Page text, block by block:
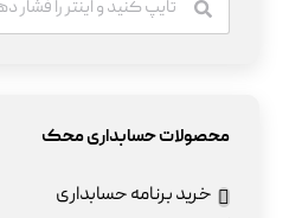
محصولات حسابداری محک
خرید برنامه حسابداری